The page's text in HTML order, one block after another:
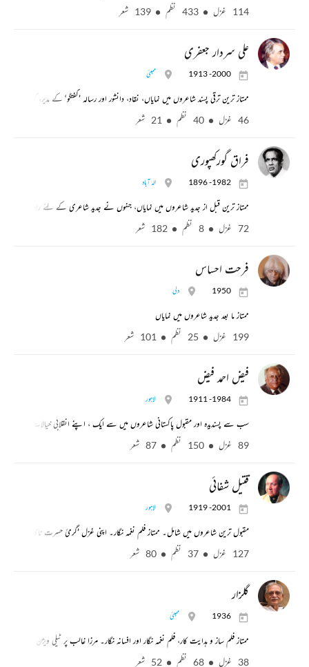
114 غزل
433 نظم 139 شعر
علی سردار جعفری
1913 -2000 ممبئی
ممتاز ترین ترقی پسند شاعروں میں نمایاں، نقاد، دانشور اور رسالہ ’گفتگو‘ کے مدیر، گیان
46 غزل
40 نظم 21 شعر
فراق گورکھپوری
1896 -1982 الہٰ آباد
ممتاز ترین قبل از جدید شاعروں میں نمایاں، جنہوں نے جدید شاعری کے لئے راہ ہموار
72 غزل
8 نظم 182 شعر
فرحت احساس
1950 دلی
ممتاز ما بعد جدید شاعروں میں نمایاں
199 غزل
25 نظم 101 شعر
فیض احمد فیض
1911 -1984 لاہور
سب سے پسندیدہ اور مقبول پاکستانی شاعروں میں سے ایک ، اپنے انقلابی خیالات کے
89 غزل
150 نظم 87 شعر
قتیل شفائی
1919 -2001 لاہور
مقبول ترین شاعروں میں شامل۔ ممتاز فلم نغمہ نگار۔ اپنی غزل ’گرمیٔ حسرت ناکام سے
127 غزل
37 نظم 80 شعر
گلزار
1936 ممبئی
ممتاز فلم ساز و ہدایت کار، فلم نغمہ نگار اور افسانہ نگار۔ مرزا غالب پر ٹیلی ویژن سیریل کے
38 غزل
68 نظم 52 شعر